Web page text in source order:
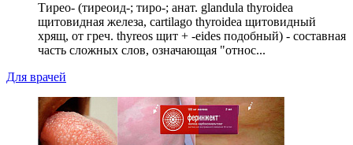
Тирео- (тиреоид-; тиро-; анат. glandula thyroidea
щитовидная железа, cartilago thyroidea щитовидный
хрящ, от греч. thyreos щит + -eides подобный) - составная
часть сложных слов, означающая "относ...
Для врачей